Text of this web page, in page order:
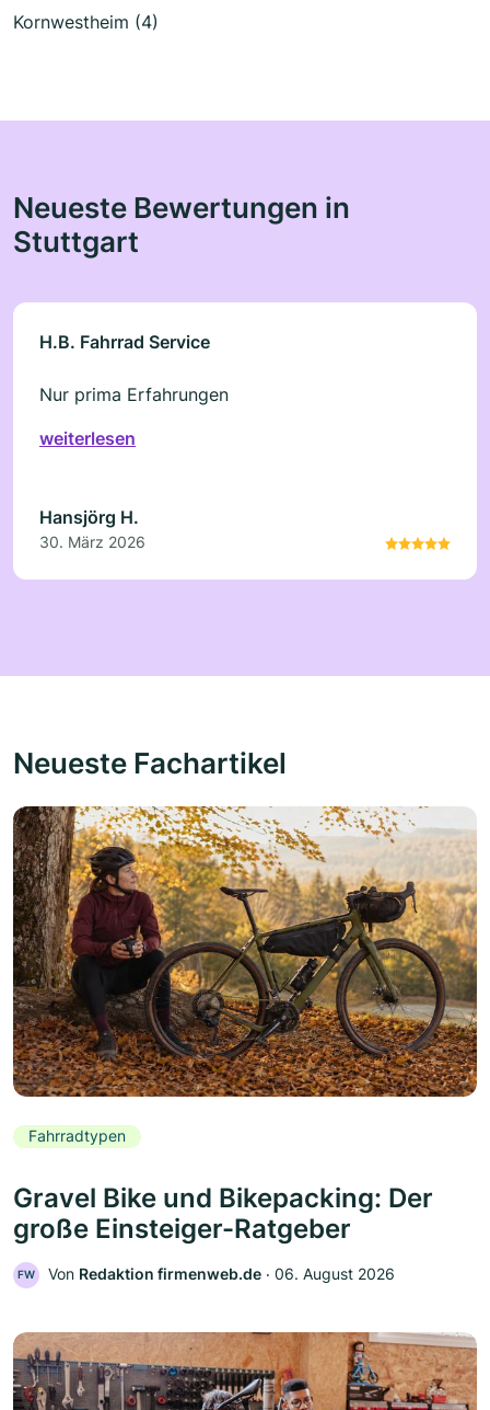
Kornwestheim (4)
Neueste Bewertungen in
Stuttgart
H.B. Fahrrad Service
Nur prima Erfahrungen
weiterlesen
Hansjörg H.
30. März 2026
Neueste Fachartikel
Fahrradtypen
Gravel Bike und Bikepacking: Der
große Einsteiger-Ratgeber
FW Von Redaktion firmenweb.de ‧ 06. August 2026